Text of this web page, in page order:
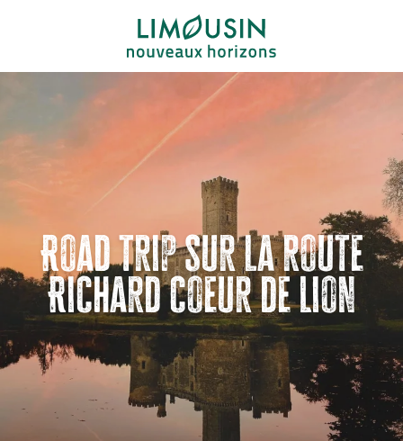
principal
Road trip sur la route
Richard coeur de Lion